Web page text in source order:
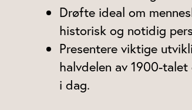
Drøfte ideal om
historisk og notidig
Presentere viktige
halvdelen av 1900-
i dag.